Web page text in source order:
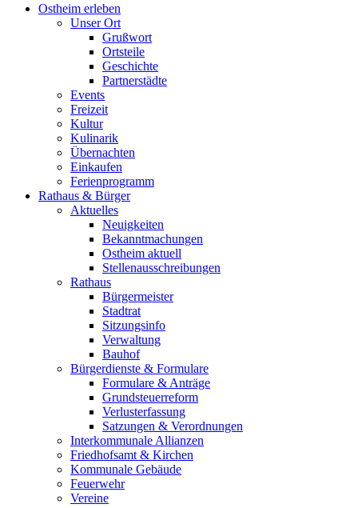
Ostheim erleben
Unser Ort
Grußwort
Ortsteile
Geschichte
Partnerstädte
Events
Freizeit
Kultur
Kulinarik
Übernachten
Einkaufen
Ferienprogramm
Rathaus & Bürger
Aktuelles
Neuigkeiten
Bekanntmachungen
Ostheim aktuell
Stellenausschreibungen
Rathaus
Bürgermeister
Stadtrat
Sitzungsinfo
Verwaltung
Bauhof
Bürgerdienste & Formulare
Formulare & Anträge
Grundsteuerreform
Verlusterfassung
Satzungen & Verordnungen
Interkommunale Allianzen
Friedhofsamt & Kirchen
Kommunale Gebäude
Feuerwehr
Vereine